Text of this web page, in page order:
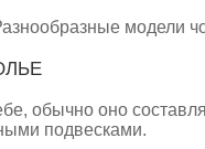
модели
обычно оно
подвесками.